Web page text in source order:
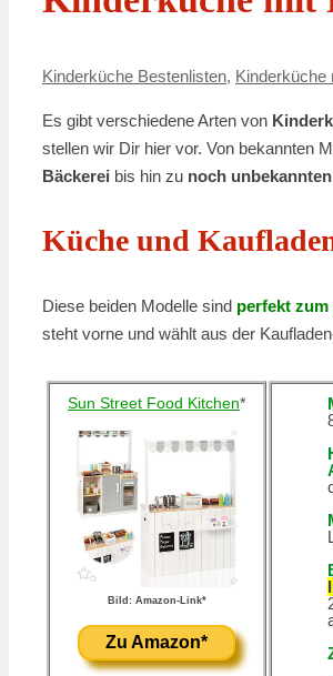
Kinderküche Bestenlisten, Kinderküche
Es gibt verschiedene Arten von
stellen wir Dir hier vor. Von bekannten
Bäckerei bis hin zu noch
Küche und
Diese beiden Modelle sind perfekt zum
steht vorne und wählt aus der
Sun Street Food Kitchen*
Bild: Amazon-Link*
Zu Amazon*